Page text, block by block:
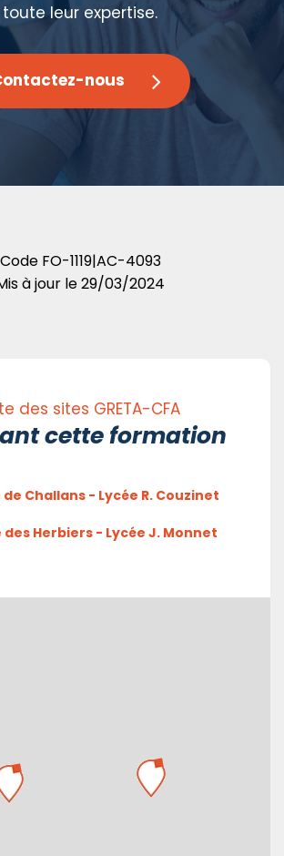
toute leur expertise.
nous
Code FO-1119|AC-4093
à jour le29/03/2024
des sites GRETA-CFA
cette formation
de Challans - Lycée R. Couzinet
des Herbiers - Lycée J. Monnet